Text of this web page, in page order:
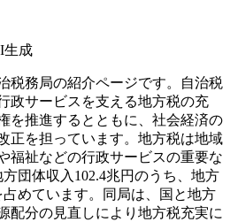
生成
税務局の紹介ページです。自治税
政サービスを支える地方税の充
を推進するとともに、社会経済の
正を担っています。地方税は地域
福祉などの行政サービスの重要な
団体収入102.4兆円のうち、地方
占めています。同局は、国と地方
配分の見直しにより地方税充実に